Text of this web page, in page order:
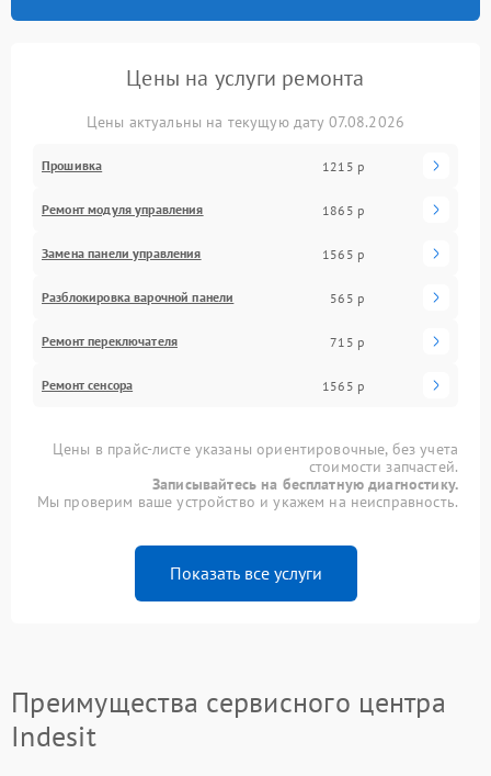
Цены на услуги ремонта
Цены актуальны на текущую дату 07.08.2026
Прошивка 1215 р
Ремонт модуля управления 1865 р
Замена панели управления 1565 р
Разблокировка варочной панели 565 р
Ремонт переключателя 715 р
Ремонт сенсора 1565 р
Цены в прайс-листе указаны ориентировочные, без учета
стоимости запчастей.
Записывайтесь на бесплатную диагностику.
Мы проверим ваше устройство и укажем на неисправность.
Показать все услуги
Преимущества сервисного центра
Indesit